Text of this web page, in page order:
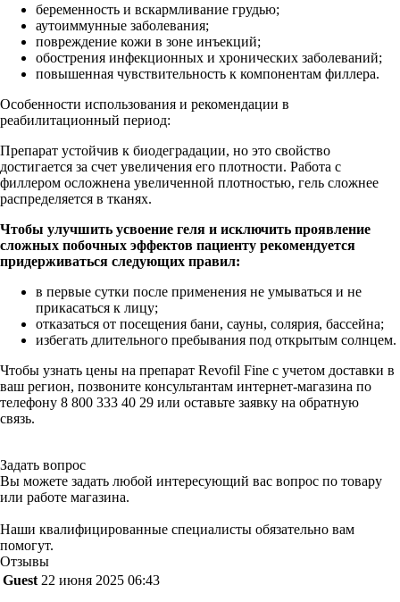
беременность и вскармливание грудью;
аутоиммунные заболевания;
повреждение кожи в зоне инъекций;
обострения инфекционных и хронических заболеваний;
повышенная чувствительность к компонентам филлера.
Особенности использования и рекомендации в
реабилитационный период:
Препарат устойчив к биодеградации, но это свойство
достигается за счет увеличения его плотности. Работа с
филлером осложнена увеличенной плотностью, гель сложнее
распределяется в тканях.
Чтобы улучшить усвоение геля и исключить проявление
сложных побочных эффектов пациенту рекомендуется
придерживаться следующих правил:
в первые сутки после применения не умываться и не
прикасаться к лицу;
отказаться от посещения бани, сауны, солярия, бассейна;
избегать длительного пребывания под открытым солнцем.
Чтобы узнать цены на препарат Revofil Fine с учетом доставки в
ваш регион, позвоните консультантам интернет-магазина по
телефону 8 800 333 40 29 или оставьте заявку на обратную
связь.
Задать вопрос
Вы можете задать любой интересующий вас вопрос по товару
или работе магазина.
Наши квалифицированные специалисты обязательно вам
помогут.
Отзывы
Guest 22 июня 2025 06:43